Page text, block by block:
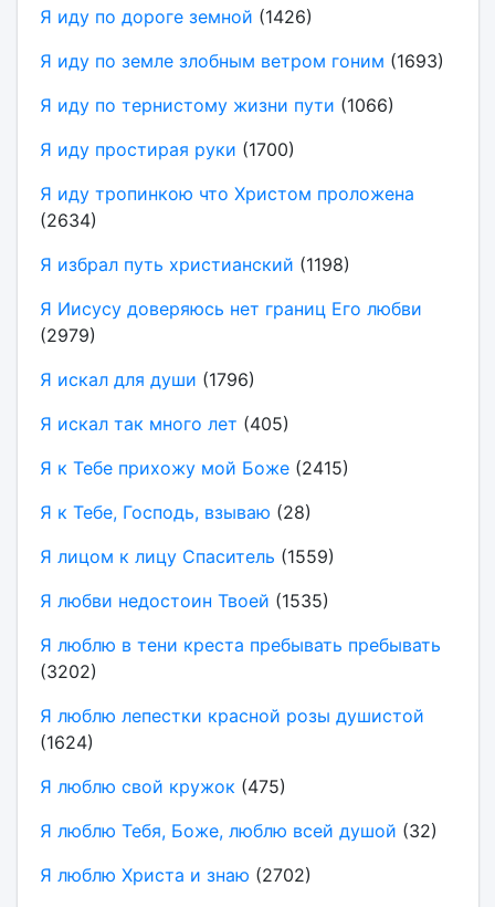
Я иду по дороге земной (1426)
Я иду по земле злобным ветром гоним (1693)
Я иду по тернистому жизни пути (1066)
Я иду простирая руки (1700)
Я иду тропинкою что Христом проложена
(2634)
Я избрал путь христианский (1198)
Я Иисусу доверяюсь нет границ Его любви
(2979)
Я искал для души (1796)
Я искал так много лет (405)
Я к Тебе прихожу мой Боже(2415)
Я к Тебе, Господь, взываю (28)
Я лицом к лицу Спаситель (1559)
Я любви недостоин Твоей (1535)
Я люблю в тени креста пребывать пребывать
(3202)
Я люблю лепестки красной розы душистой
(1624)
Я люблю свой кружок (475)
Я люблю Тебя, Боже, люблю всей душой (32)
Я люблю Христа и знаю (2702)